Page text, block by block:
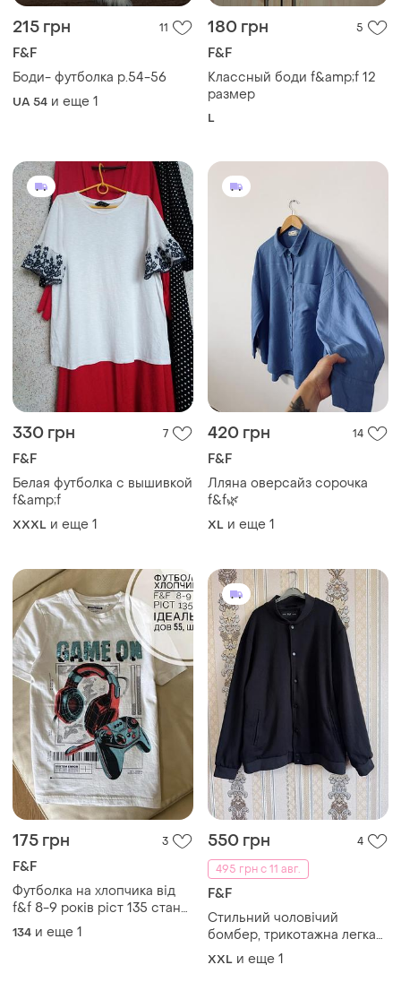
215 грн 11
F&F
Боди- футболка р.54-56
UA 54 и еще 1
180 грн 5
F&F
Классный боди f&amp;f 12
размер
L
330 грн 7
F&F
Белая футболка с вышивкой
f&amp;f
XXXL и еще 1
420 грн 14
F&F
Лляна оверсайз сорочка
f&f🌿
XL и еще 1
175 грн 3
F&F
Футболка на хлопчика від
f&f 8-9 років ріст 135 стан
ідеальний дов 55, шир 37.5
134 и еще 1
550 грн
4
495 грн с 11 авг.
F&F
Стильний чоловічий
бомбер, трикотажна легка
чорна мастерка куртка
бомбер батал
XXL и еще 1